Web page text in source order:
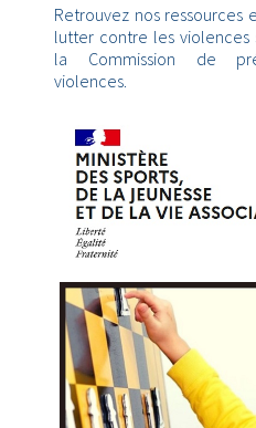
Retrouvez nos ressources
lutter contre les violences
la Commission de
violences.